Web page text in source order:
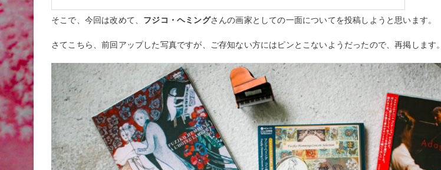
そこで、今回は改めて、 フジコ・ヘミングさんの画家としての一面についてを投稿しようと思います。
さてこちら、前回アップした写真ですが、ご存知ない方にはピンとこないようだったので、再掲します。